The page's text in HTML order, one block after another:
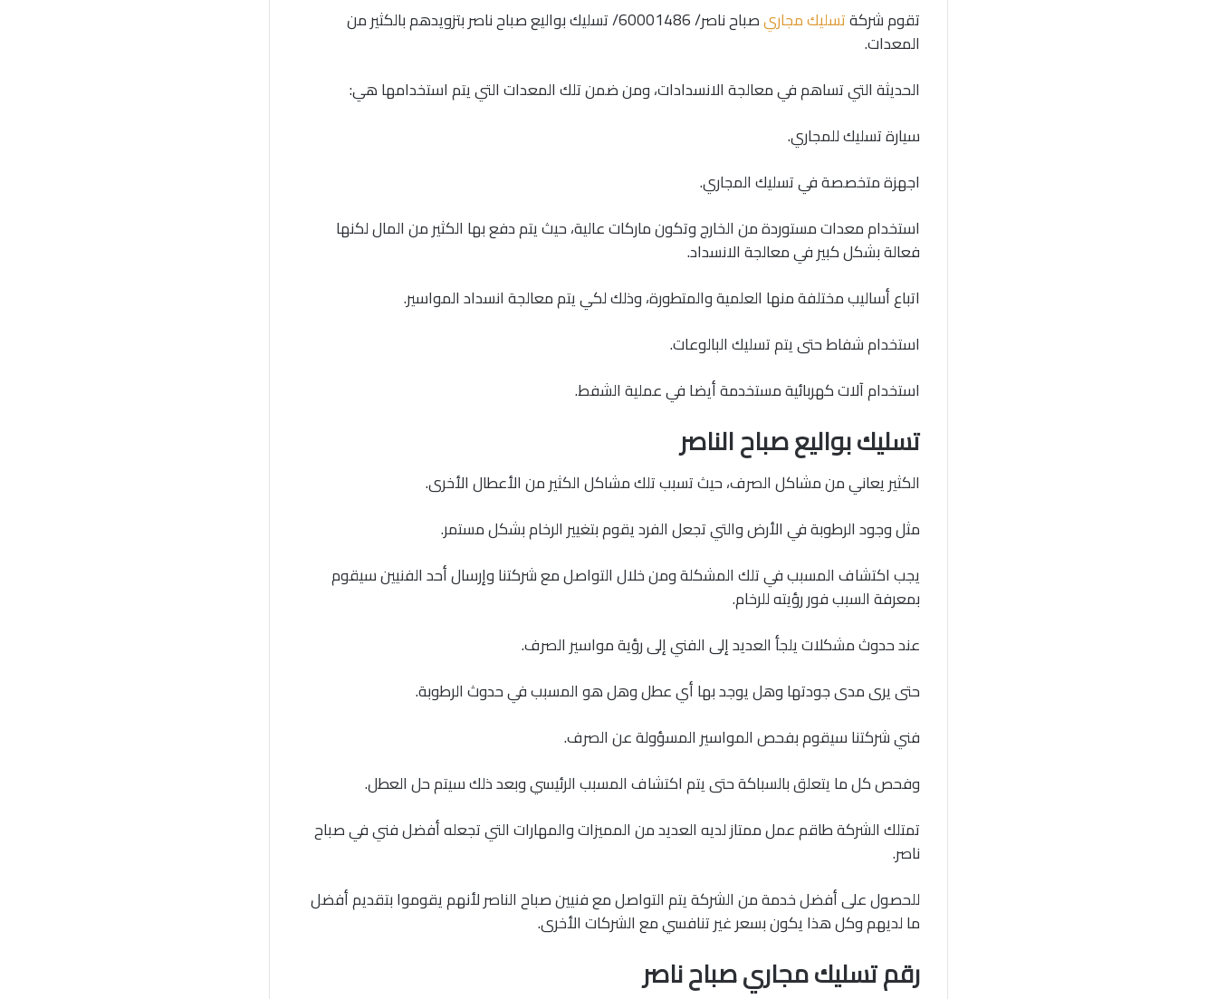
تقوم شركةتسليك مجاري
صباح ناصر/ 60001486/ تسليك بواليع صباح ناصر بتزويدهم بالكثير من
المعدات.
الحديثة التي تساهم في معالجة الانسدادات، ومن ضمن تلك المعدات التي يتم استخدامها هي:
سيارة تسليك للمجاري.
اجهزة متخصصة في تسليك المجاري.
استخدام معدات مستوردة من الخارج وتكون ماركات عالية، حيث يتم دفع بها الكثير من المال لكنها
فعالة بشكل كبير في معالجة الانسداد.
اتباع أساليب مختلفة منها العلمية والمتطورة، وذلك لكي يتم معالجة انسداد المواسير.
استخدام شفاط حتى يتم تسليك البالوعات.
استخدام آلات كهربائية مستخدمة أيضا في عملية الشفط.
تسليك بواليع صباح الناصر
الكثير يعاني من مشاكل الصرف، حيث تسبب تلك مشاكل الكثير من الأعطال الأخرى.
مثل وجود الرطوبة في الأرض والتي تجعل الفرد يقوم بتغيير الرخام بشكل مستمر.
يجب اكتشاف المسبب في تلك المشكلة ومن خلال التواصل مع شركتنا وإرسال أحد الفنيين سيقوم
بمعرفة السبب فور رؤيته للرخام.
عند حدوث مشكلات يلجأ العديد إلى الفني إلى رؤية مواسير الصرف.
حتى يرى مدى جودتها وهل يوجد بها أي عطل وهل هو المسبب في حدوث الرطوبة.
فني شركتنا سيقوم بفحص المواسير المسؤولة عن الصرف.
وفحص كل ما يتعلق بالسباكة حتى يتم اكتشاف المسبب الرئيسي وبعد ذلك سيتم حل العطل.
تمتلك الشركة طاقم عمل ممتاز لديه العديد من المميزات والمهارات التي تجعله أفضل فني في صباح
ناصر.
للحصول على أفضل خدمة من الشركة يتم التواصل مع فنيين صباح الناصر لأنهم يقوموا بتقديم أفضل
ما لديهم وكل هذا يكون بسعر غير تنافسي مع الشركات الأخرى.
رقم تسليك مجاري صباح ناصر